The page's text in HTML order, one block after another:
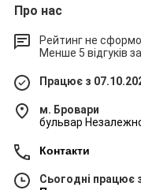
особливо оформленої
незавершеним.
Проте, навіть серед
виділяється одне
стикається зі стінами,
конструкцій – як це?
ефекту, розберемо
потрібні деталі для
Про нас
Рейтинг не
Менше 5 відгуків
Працює з
м. Бровари
бульвар
Контакти
Сьогодні працює